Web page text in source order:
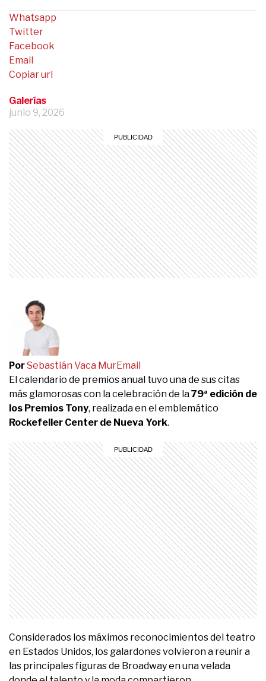
Galerías
junio 9, 2026
Whatsapp
Twitter
Facebook
Email
Copiar url
PorSebastián Vaca MurEmail
El calendario de premios anual tuvo una de sus citas
más glamorosas con la celebración de la79ª edición de
los Premios Tony, realizada en el emblemático
Rockefeller Center de Nueva York.
Considerados los máximos reconocimientos del teatro
en Estados Unidos, los galardones volvieron a reunir a
las principales figuras de Broadway en una velada